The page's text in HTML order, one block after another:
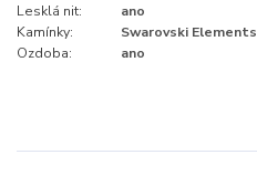
Lesklá nit:
ano
Kamínky:
Swarovski Elements
Ozdoba:
ano